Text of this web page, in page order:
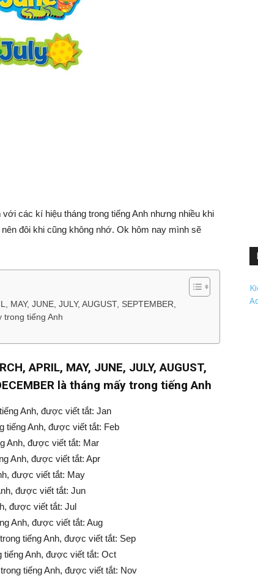
các kí hiệu tháng trong tiếng Anh nhưng nhiều khi
đôi khi cũng không nhớ. Ok hôm nay mình sẽ
MAY, JUNE, JULY, AUGUST, SEPTEMBER,
trong tiếng Anh
APRIL, MAY, JUNE, JULY, AUGUST,
là tháng mấy trong tiếng Anh
Anh, được viết tắt: Jan
tiếng Anh, được viết tắt: Feb
Anh, được viết tắt: Mar
Anh, được viết tắt: Apr
được viết tắt: May
được viết tắt: Jun
được viết tắt: Jul
Anh, được viết tắt: Aug
tiếng Anh, được viết tắt: Sep
tiếng Anh, được viết tắt: Oct
tiếng Anh, được viết tắt: Nov